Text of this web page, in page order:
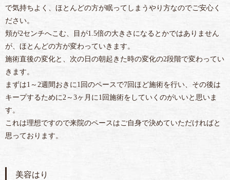
で気持ちよく、ほとんどの方が眠ってしまうやり方なのでご安心く
ださい。
頬が2センチへこむ、目が1.5倍の大きさになるとかではありません
が、ほとんどの方が変わっていきます。
施術直後の変化と、次の日の朝起きた時の変化の2段階で変わってい
きます。
まずは1～2週間おきに1回のペースで7回ほど施術を行い、その後は
キープするために2～3ヶ月に1回施術をしていくのがいいと思いま
す。
これは理想ですので来院のペースはご自身で決めていただければと
思っております。
美容はり